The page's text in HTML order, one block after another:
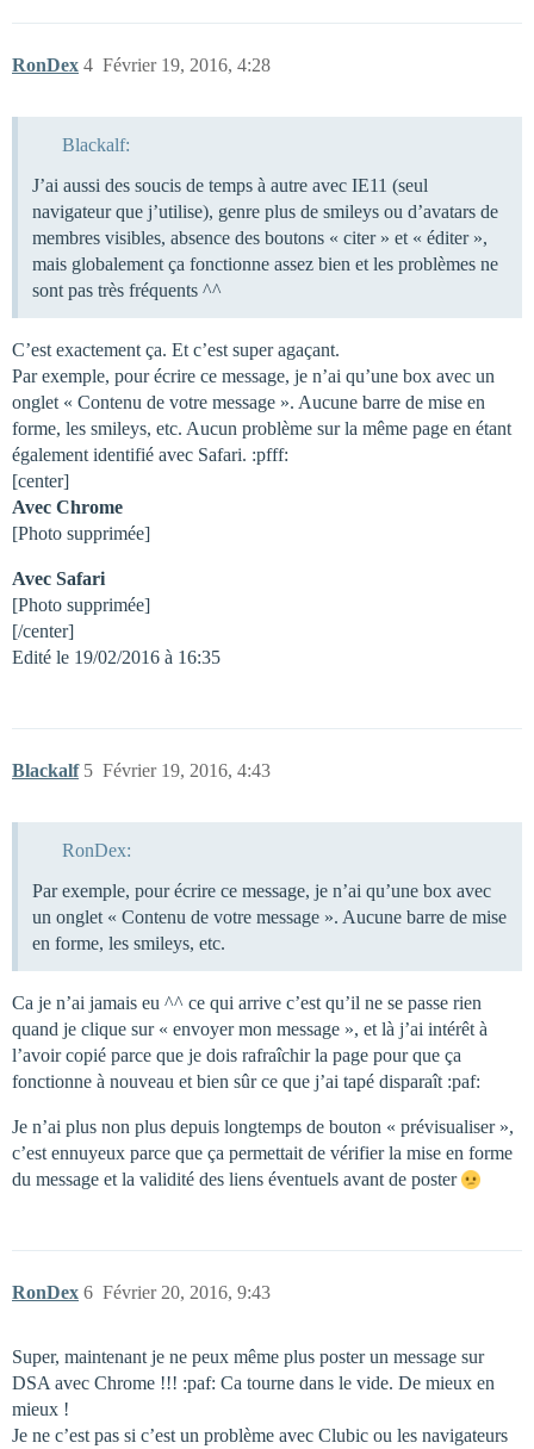
RonDex Février 19, 2016, 4:28
4
Blackalf:
J’ai aussi des soucis de temps à autre avec IE11 (seul
navigateur que j’utilise), genre plus de smileys ou d’avatars de
membres visibles, absence des boutons « citer » et « éditer »,
mais globalement ça fonctionne assez bien et les problèmes ne
sont pas très fréquents ^^
C’est exactement ça. Et c’est super agaçant.
Par exemple, pour écrire ce message, je n’ai qu’une box avec un
onglet « Contenu de votre message ». Aucune barre de mise en
forme, les smileys, etc. Aucun problème sur la même page en étant
également identifié avec Safari. :pfff:
[center]
Avec Chrome
[Photo supprimée]
Avec Safari
[Photo supprimée]
[/center]
Edité le 19/02/2016 à 16:35
Blackalf Février 19, 2016, 4:43
5
RonDex:
Par exemple, pour écrire ce message, je n’ai qu’une box avec
un onglet « Contenu de votre message ». Aucune barre de mise
en forme, les smileys, etc.
Ca je n’ai jamais eu ^^ ce qui arrive c’est qu’il ne se passe rien
quand je clique sur « envoyer mon message », et là j’ai intérêt à
l’avoir copié parce que je dois rafraîchir la page pour que ça
fonctionne à nouveau et bien sûr ce que j’ai tapé disparaît :paf:
Je n’ai plus non plus depuis longtemps de bouton « prévisualiser »,
c’est ennuyeux parce que ça permettait de vérifier la mise en forme
du message et la validité des liens éventuels avant de poster
RonDex Février 20, 2016, 9:43
6
Super, maintenant je ne peux même plus poster un message sur
DSA avec Chrome !!! :paf: Ca tourne dans le vide. De mieux en
mieux !
Je ne c’est pas si c’est un problème avec Clubic ou les navigateurs